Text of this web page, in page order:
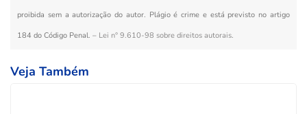
proibida sem a autorização do autor. Plágio é crime e está previsto no artigo
184 do Código Penal. – Lei n° 9.610-98 sobre direitos autorais.
Veja Também